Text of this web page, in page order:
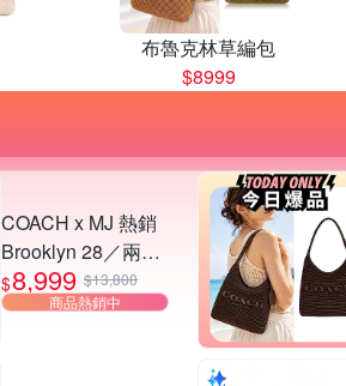
布魯克林草編包
$8999
COACH x MJ 熱銷
Brooklyn 28／兩用
／斜背包均一價-多
款可選
$8,999 $13,800
商品熱銷中